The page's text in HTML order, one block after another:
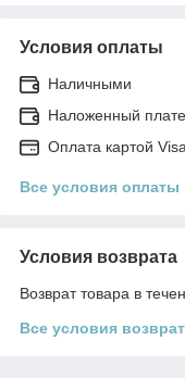
Условия оплаты
Наличными
Наложенный
Оплата картой
Все условия оплаты
Условия возврата
Возврат товара в
Все условия